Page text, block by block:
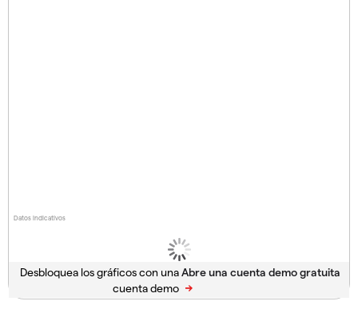
Datos indicativos
Desbloquea los gráficos con una
cuenta demo